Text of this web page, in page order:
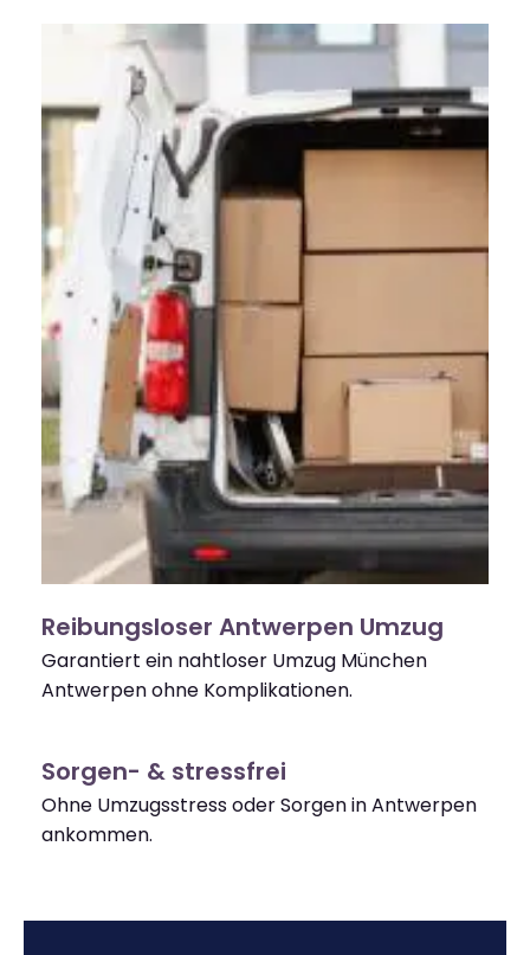
Reibungsloser Antwerpen Umzug
Garantiert ein nahtloser Umzug München
Antwerpen ohne Komplikationen.
Sorgen- & stressfrei
Ohne Umzugsstress oder Sorgen in Antwerpen
ankommen.